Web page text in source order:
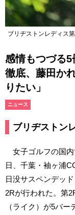
ブリヂストンレディス
感情もつづる
徹底、藤田か
りたい」
ニュース
ブリヂストン
女子ゴルフの国内
日、千葉・袖ヶ浦
日没サスペンデッ
2Rが行われた。第
（ライク）が5バ